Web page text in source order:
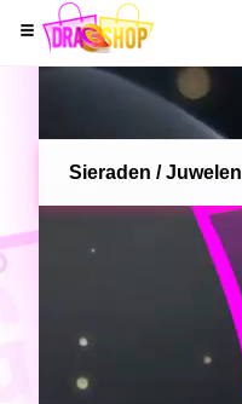
Sieraden / Juwelen